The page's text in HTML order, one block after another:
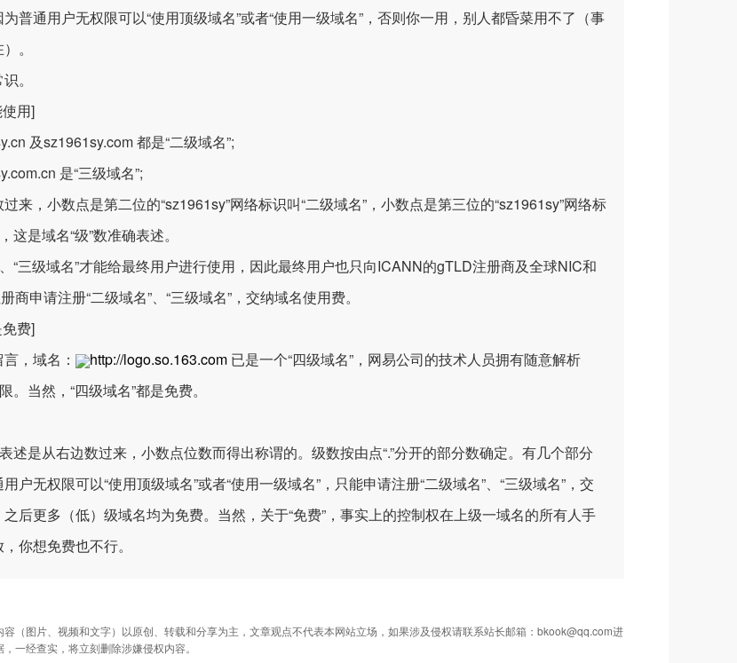
普通用户无权限可以“使用顶级域名”或者“使用一级域名”，否则你一用，别人都昏菜用不了（事
。
。
使用]
及sz1961sy.com 都是“二级域名”;
是“三级域名”;
来，小数点是第二位的“sz1961sy”网络标识叫“二级域名”，小数点是第三位的“sz1961sy”网络标
这是域名“级”数准确表述。
“三级域名”才能给最终用户进行使用，因此最终用户也只向ICANN的gTLD注册商及全球NIC和
商申请注册“二级域名”、“三级域名”，交纳域名使用费。
免费]
，域名：
http://logo.so.163.com 已是一个“四级域名”，网易公司的技术人员拥有随意解析
。当然，“四级域名”都是免费。
述是从右边数过来，小数点位数而得出称谓的。级数按由点“.”分开的部分数确定。有几个部分
户无权限可以“使用顶级域名”或者“使用一级域名”，只能申请注册“二级域名”、“三级域名”，交
后更多（低）级域名均为免费。当然，关于“免费”，事实上的控制权在上级一域名的所有人手
你想免费也不行。
（图片、视频和文字）以原创、转载和分享为主，文章观点不代表本网站立场，如果涉及侵权请联系站长邮箱：bkook@qq.com进
一经查实，将立刻删除涉嫌侵权内容。